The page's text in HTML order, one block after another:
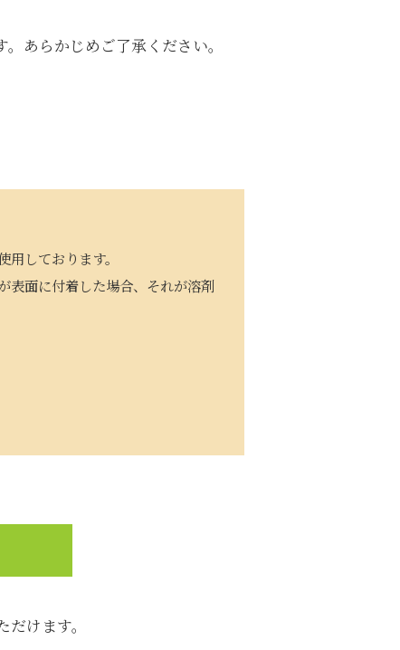
あらかじめご了承ください。
しております。
表面に付着した場合、それが溶剤
けます。